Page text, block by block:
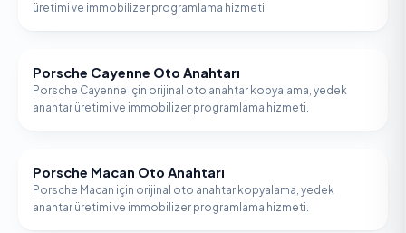
üretimi ve immobilizer programlama hizmeti.
PORSCHE
Porsche Cayenne Oto Anahtarı
Porsche Cayenne için orijinal oto anahtar kopyalama, yedek
anahtar üretimi ve immobilizer programlama hizmeti.
PORSCHE
Porsche Macan Oto Anahtarı
Porsche Macan için orijinal oto anahtar kopyalama, yedek
anahtar üretimi ve immobilizer programlama hizmeti.